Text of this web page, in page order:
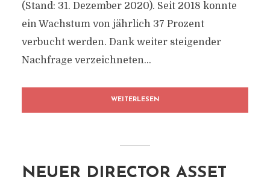
(Stand: 31. Dezember 2020). Seit 2018 konnte
ein Wachstum von jährlich 37 Prozent
verbucht werden. Dank weiter steigender
Nachfrage verzeichneten...
WEITERLESEN
NEUER DIRECTOR ASSET